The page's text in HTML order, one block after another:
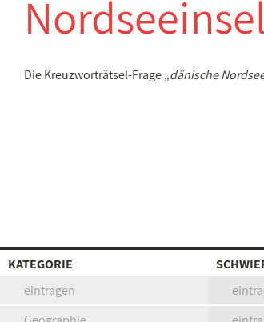
Nordseeinsel
Die Kreuzworträtsel-Frage „dänische
KATEGORIE
eintragen